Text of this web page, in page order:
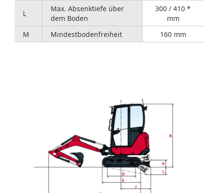
L
Max. Absenktiefe über
dem Boden
300 / 410 *
mm
M
Mindestbodenfreiheit 160 mm